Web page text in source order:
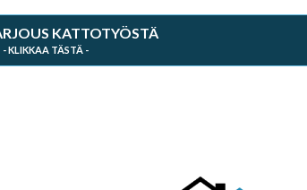
KATTOTYÖSTÄ